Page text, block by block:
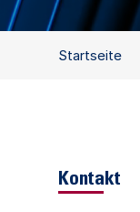
Startseite
Kontakt